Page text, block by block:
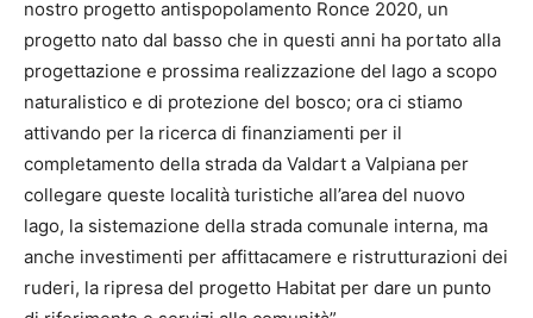
nostro progetto antispopolamento Ronce 2020, un
progetto nato dal basso che in questi anni ha portato alla
progettazione e prossima realizzazione del lago a scopo
naturalistico e di protezione del bosco; ora ci stiamo
attivando per la ricerca di finanziamenti per il
completamento della strada da Valdart a Valpiana per
collegare queste località turistiche all’area del nuovo
lago, la sistemazione della strada comunale interna, ma
anche investimenti per affittacamere e ristrutturazioni dei
ruderi, la ripresa del progetto Habitat per dare un punto